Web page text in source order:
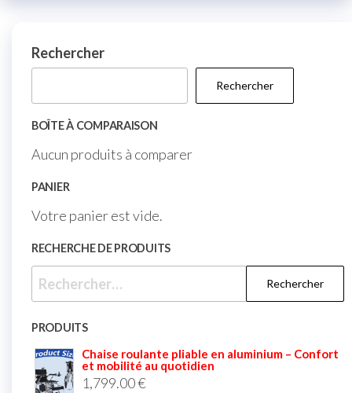
Rechercher
Rechercher
BOÎTE À COMPARAISON
Aucun produits à comparer
PANIER
Votre panier est vide.
RECHERCHE DE PRODUITS
PRODUITS
Chaise roulante pliable en aluminium – Confort
et mobilité au quotidien
1,799.00€